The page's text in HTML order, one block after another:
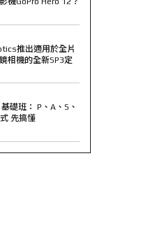
推出適用於全片
相機的全新SP3定
礎班： P、A、S、
先搞懂